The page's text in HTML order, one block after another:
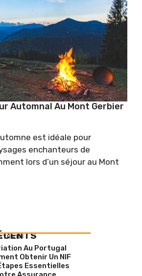
Automnal Au Mont Gerbier
est idéale pour
enchanteurs de
lors d’un séjour au Mont
Au Portugal
Obtenir Un NIF
Essentielles